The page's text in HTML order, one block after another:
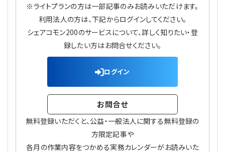
【連載】公益法人会計検定試験一問一答
【連載】公益法人のための「新公益信託」活用戦略
【連載】事務局だよりPLUS
【連載】テーマで紐解く逆引きガイドライン
【連載】悩みと向き合う経営学
【連載】非営利法人AtoZei
【連載】労務管理の歩き方
【連載】AI活用のすすめ
※ライトプランの方は一部記事のみお読みいただけます。
利用法人の方は、下記からログインしてください。
シェアコモン200のサービスについて、詳しく知りたい・登
録したい方はお問合せください。
ログイン
お問合せ
無料登録いただくと、公益・一般法人に関する無料登録の
方限定記事や
各月の作業内容をつかめる実務カレンダーがお読みいた